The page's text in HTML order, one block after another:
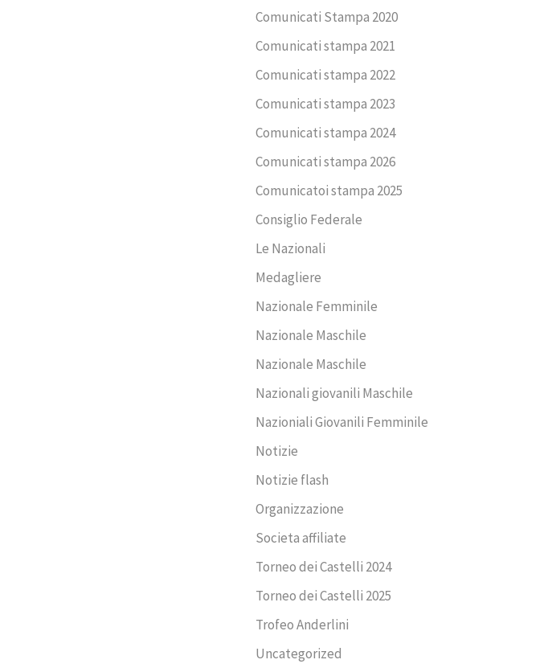
Comunicati Stampa 2020
Comunicati stampa 2021
Comunicati stampa 2022
Comunicati stampa 2023
Comunicati stampa 2024
Comunicati stampa 2026
Comunicatoi stampa 2025
Consiglio Federale
Le Nazionali
Medagliere
Nazionale Femminile
Nazionale Maschile
Nazionale Maschile
Nazionali giovanili Maschile
Nazioniali Giovanili Femminile
Notizie
Notizie flash
Organizzazione
Societa affiliate
Torneo dei Castelli 2024
Torneo dei Castelli 2025
Trofeo Anderlini
Uncategorized